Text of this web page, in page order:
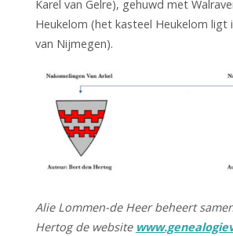
Karel van Gelre), gehuwd met
Heukelom (het kasteel Heukelom ligt
van Nijmegen).
Alie Lommen-de Heer beheert
Hertog de website